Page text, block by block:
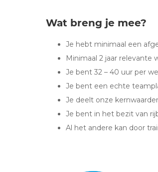
Wat breng je mee?
Je hebt minimaal een
Minimaal 2 jaar relevante
Je bent 32 – 40 uur per
Je bent een echte
Je deelt onze
Je bent in het bezit van
Al het andere kan door